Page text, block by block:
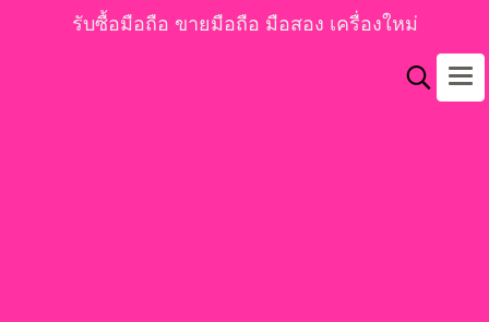
รับซื้อมือถือ ขายมือถือ มือสอง เครื่องใหม่